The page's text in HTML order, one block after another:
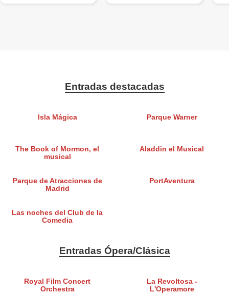
Entradas destacadas
Isla Mágica Parque Warner
The Book of Mormon, el
musical
Aladdin el Musical
Parque de Atracciones de
Madrid
PortAventura
Las noches del Club de la
Comedia
Entradas Ópera/Clásica
Royal Film Concert
Orchestra
La Revoltosa -
L'Operamore